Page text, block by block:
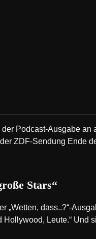
Podcast-Ausgabe an
ZDF-Sendung Ende
Stars“
„Wetten, dass..?“-
Hollywood, Leute.“